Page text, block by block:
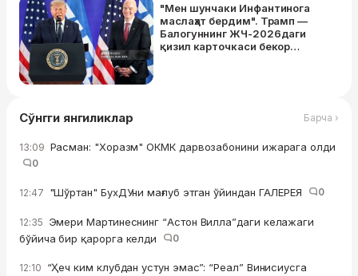
"Мен шунчаки Инфантинога
маслаҳат бердим". Трамп —
Балогуннинг ЖЧ-2026даги
қизил карточкаси бекор
Сўнгги янгиликлар Барча ›
13:09 Расман: "Хоразм" ОКМК дарвозабонини ижарага олди
0
12:47 "Шўртан" БухДУни мағлуб этган ўйиндан ГАЛЕРЕЯ 0
12:35 Эмери Мартинеснинг “Астон Вилла”даги келажаги
бўйича бир қарорга келди
0
12:10 “Ҳеч ким клубдан устун эмас”: “Реал” Винисиусга